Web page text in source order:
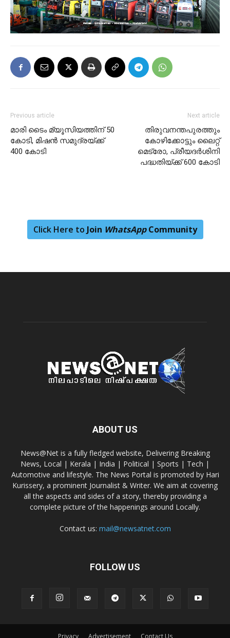
Previous article
മാരി ടൈം മ്യൂസിയത്തിന് 50
കോടി, മിഷൻ സമുദ്രയ്ക്ക്
400 കോടി
Next article
തിരുവനന്തപുരത്തും
കോഴിക്കോട്ടും ലൈറ്റ്
മെട്രോ, പ്രീയദർശിനി
പദ്ധതിയ്ക്ക് 600 കോടി
Click Here to Join WhatsAppCommunity
ABOUT US
News@Net is a fully fledged website, Delivering Breaking
News, Local | Kerala | India | Political | Sports | Tech |
Automotive and lifestyle. The News Portal is promoted by Hari
Kurissery, a prominent Journalist & Writer. We aim at covering
all the aspects and sides of a story, thereby providing a
complete picture of the happenings around Locally.
Contact us: mail@newsatnet.com
FOLLOW US